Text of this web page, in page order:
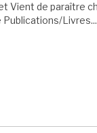
Vient de paraître
Publications/